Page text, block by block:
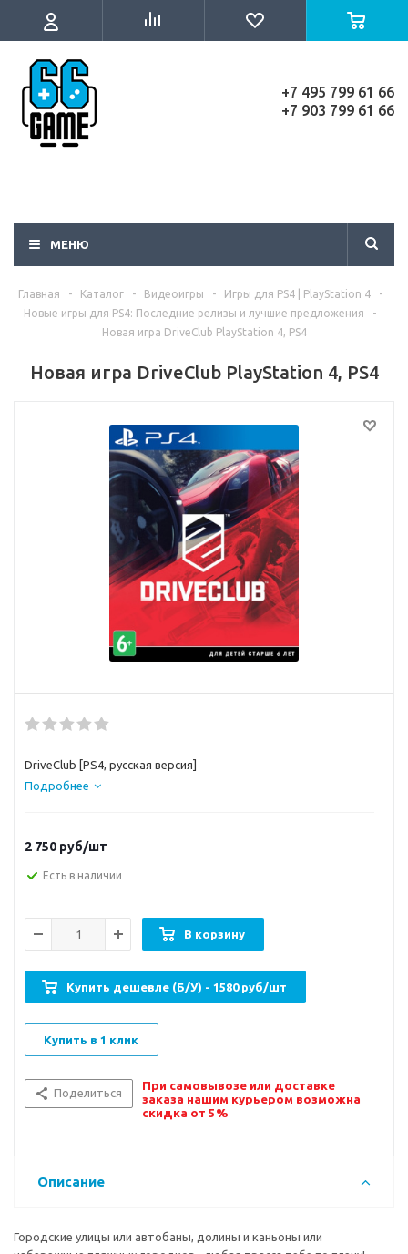
+7 495 799 61 66
+7 903 799 61 66
МЕНЮ
Главная - Каталог - Видеоигры - Игры для PS4 | PlayStation 4
-
Новые игры для PS4: Последние релизы и лучшие предложения
-
Новая игра DriveClub PlayStation 4, PS4
Новая игра DriveClub PlayStation 4, PS4
DriveClub [PS4, русская версия]
Подробнее
2 750 руб/шт
Есть в наличии
В корзину
Купить дешевле (Б/У) - 1580 руб/шт
Купить в 1 клик
Поделиться
При самовывозе или доставке
заказа нашим курьером возможна
скидка от 5%
Описание
Городские улицы или автобаны, долины и каньоны или